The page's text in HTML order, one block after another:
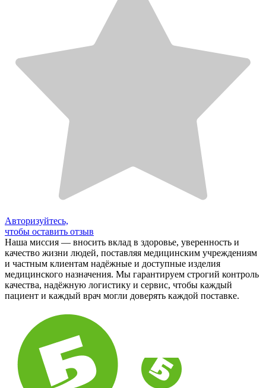
Авторизуйтесь,
чтобы оставить отзыв
Наша миссия — вносить вклад в здоровье, уверенность и
качество жизни людей, поставляя медицинским учреждениям
и частным клиентам надёжные и доступные изделия
медицинского назначения. Мы гарантируем строгий контроль
качества, надёжную логистику и сервис, чтобы каждый
пациент и каждый врач могли доверять каждой поставке.